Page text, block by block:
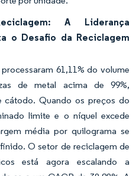
A Liderança
o Desafio da Reciclagem
61,11% do volume
de metal acima de 99%,
cátodo. Quando os preços do
limite e o níquel excede
média por quilograma se
O setor de reciclagem de
está agora escalando a